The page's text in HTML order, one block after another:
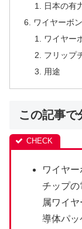
日本の有
ワイヤーボ
ワイヤー
フリップ
用途
この記事で
ワイヤー
チップの
属ワイ
導体パ